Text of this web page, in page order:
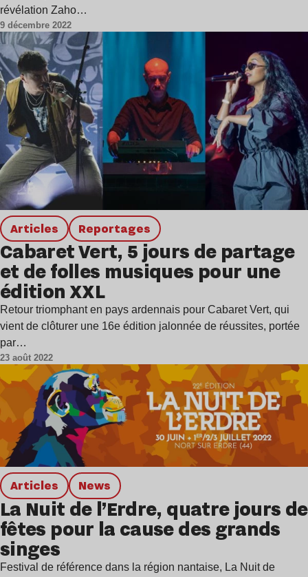
révélation Zaho…
9 décembre 2022
Articles Reportages
Cabaret Vert, 5 jours de partage
et de folles musiques pour une
édition XXL
Retour triomphant en pays ardennais pour Cabaret Vert, qui
vient de clôturer une 16e édition jalonnée de réussites, portée
par…
23 août 2022
Articles news
La Nuit de l’Erdre, quatre jours de
fêtes pour la cause des grands
singes
Festival de référence dans la région nantaise, La Nuit de